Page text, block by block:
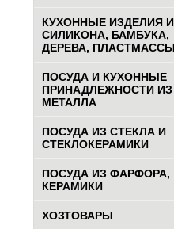
КУХОННЫЕ ИЗДЕЛИЯ
СИЛИКОНА, БАМБУКА,
ДЕРЕВА, ПЛАСТМАССЫ
ПОСУДА И КУХОННЫЕ
ПРИНАДЛЕЖНОСТИ ИЗ
МЕТАЛЛА
ПОСУДА ИЗ СТЕКЛА И
СТЕКЛОКЕРАМИКИ
ПОСУДА ИЗ ФАРФОРА,
КЕРАМИКИ
ХОЗТОВАРЫ